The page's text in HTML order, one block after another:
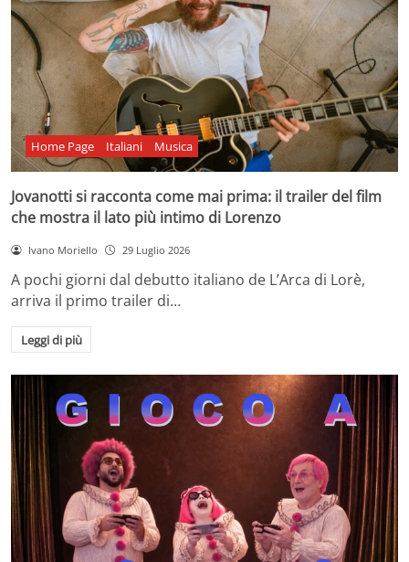
Home Page Italiani Musica
Jovanotti si racconta come mai prima: il trailer del film
che mostra il lato più intimo di Lorenzo
Ivano Moriello 29 Luglio 2026
A pochi giorni dal debutto italiano de L’Arca di Lorè,
arriva il primo trailer di…
Leggi di più